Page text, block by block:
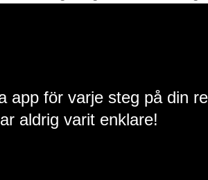
app för varje steg på din
aldrig varit enklare!